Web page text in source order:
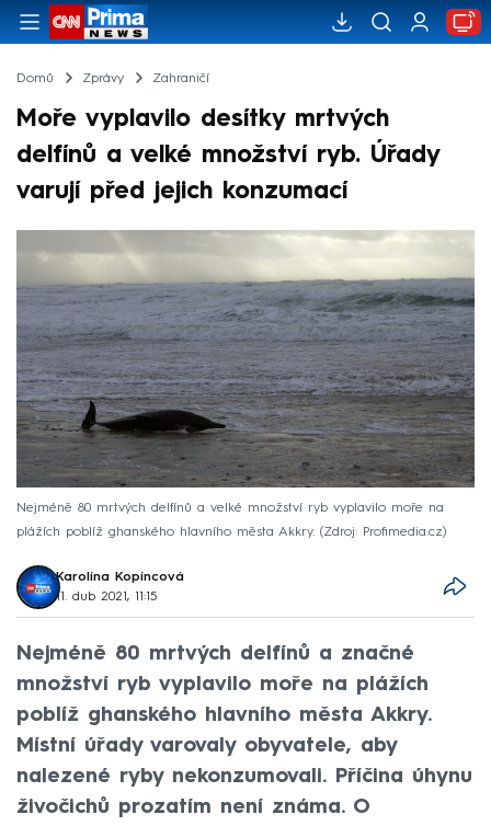
Domů Zprávy Zahraničí
Moře vyplavilo desítky mrtvých
delfínů a velké množství ryb. Úřady
varují před jejich konzumací
Nejméně 80 mrtvých delfínů a velké množství ryb vyplavilo moře na
plážích poblíž ghanského hlavního města Akkry.
Zdroj: Profimedia.cz
Karolína Kopíncová
11. dub 2021, 11:15
Nejméně 80 mrtvých delfínů a značné
množství ryb vyplavilo moře na plážích
poblíž ghanského hlavního města Akkry.
Místní úřady varovaly obyvatele, aby
nalezené ryby nekonzumovali. Příčina úhynu
živočichů prozatím není známa. O